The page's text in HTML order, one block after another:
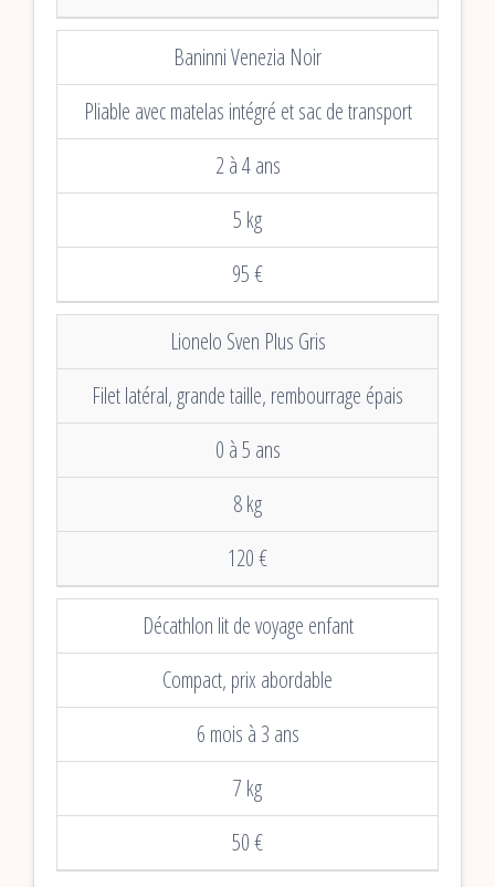
Baninni Venezia Noir
Pliable avec matelas intégré et sac de transport
2 à 4 ans
5 kg
95 €
Lionelo Sven Plus Gris
Filet latéral, grande taille, rembourrage épais
0 à 5 ans
8 kg
120 €
Décathlon lit de voyage enfant
Compact, prix abordable
6 mois à 3 ans
7 kg
50 €